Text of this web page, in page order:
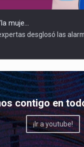
muje...
desglosó las
contigo en
¡Ir a youtube!